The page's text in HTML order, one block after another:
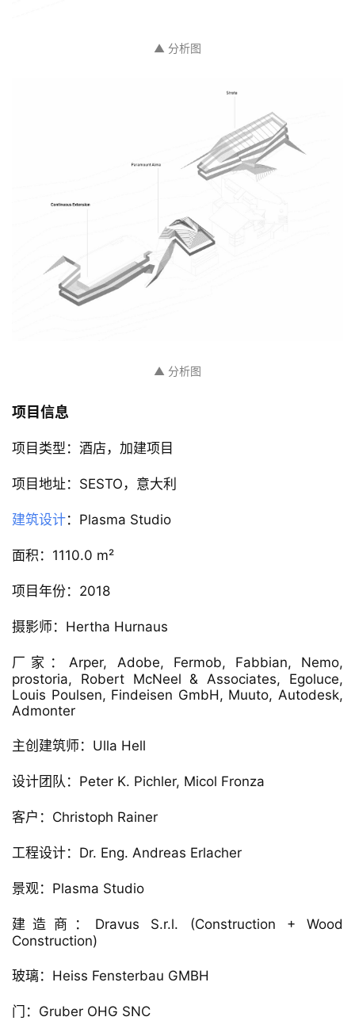
▲ 节点详图
▲ 分析图
▲ 分析图
项目信息